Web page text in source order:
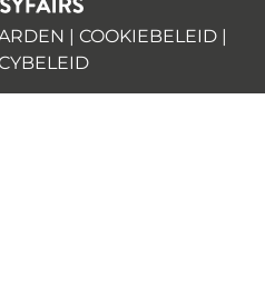
COOKIEBELEID